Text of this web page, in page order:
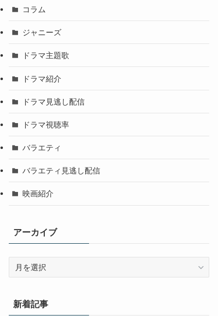
コラム
ジャニーズ
ドラマ主題歌
ドラマ紹介
ドラマ見逃し配信
ドラマ視聴率
バラエティ
バラエティ見逃し配信
映画紹介
アーカイブ
イ
ブ
新着記事